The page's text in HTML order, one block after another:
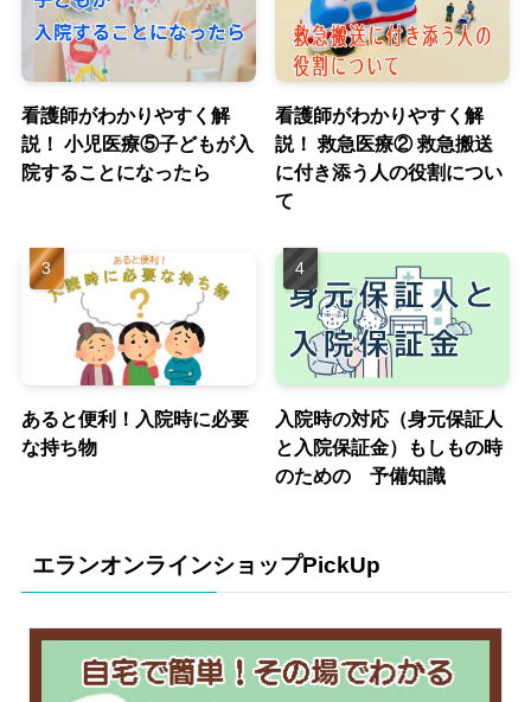
看護師がわかりやすく解
説！ 小児医療⑤子どもが入
院することになったら
看護師がわかりやすく解
説！ 救急医療② 救急搬送
に付き添う人の役割につい
て
あると便利！入院時に必要
な持ち物
入院時の対応（身元保証人
と入院保証金）もしもの時
のための 予備知識
エランオンラインショップPickUp